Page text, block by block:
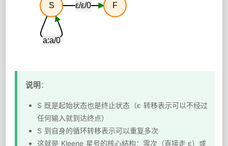
ε/ε/0
a:a/0
S F
说明 ：
S 既是起始状态也是终止状态（ε 转移表示可以不经过
任何输入就到达终点）
S 到自身的循环转移表示可以重复多次
这就是 Kleene 星号的核心结构：零次（直接走 ε）或